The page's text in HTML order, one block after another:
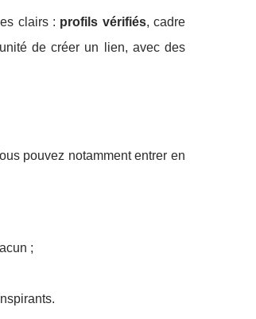
clairs : profils vérifiés, cadre
de créer un lien, avec des
pouvez notamment entrer en
;